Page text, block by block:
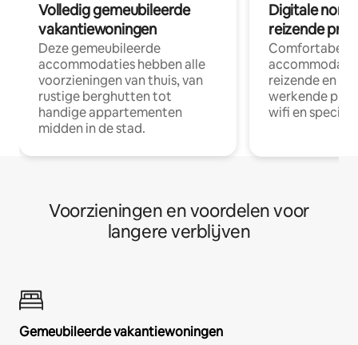
Volledig gemeubileerde
vakantiewoningen
Deze gemeubileerde
accommodaties hebben alle
voorzieningen van thuis, van
rustige berghutten tot
handige appartementen
midden in de stad.
Digitale
reizende
Comfortabele
reizende en
werkende
wifi en
Voorzieningen en voordelen voor
langere verblijven
Gemeubileerde vakantiewoningen